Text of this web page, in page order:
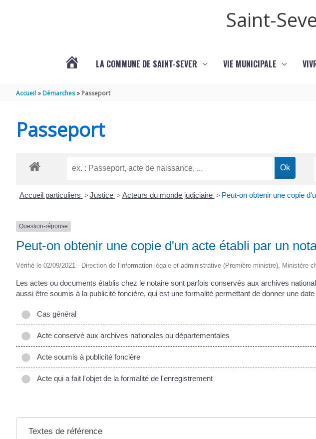
Saint-
SAINT-
SAINTONGE
LA COMMUNE DE SAINT-SEVER VIE MUNICIPALE
Accueil Démarches Passeport
Passeport
Accueil particuliers > Justice > Acteurs du monde judiciaire > Peut-on obtenir une copie
Question-réponse
Peut-on obtenir une copie d'un acte établi par un
Vérifié le 02/09/2021 - Direction de l'information légale et administrative (Première ministre), Ministère
Les actes ou documents établis chez le notaire sont parfois conservés aux archives
aussi être soumis à la publicité foncière, qui est une formalité permettant de donner une
Cas général
Acte conservé aux archives nationales ou départementales
Acte soumis à publicité foncière
Acte qui a fait l'objet de la formalité de l'enregistrement
Textes de référence